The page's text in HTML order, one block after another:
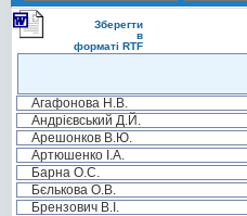
Зберегти
в
форматі RTF
Агафонова Н.В.
Андрієвський Д.Й.
Арешонков В.Ю.
Артюшенко І.А.
Барна О.С.
Бєлькова О.В.
Брензович В.І.